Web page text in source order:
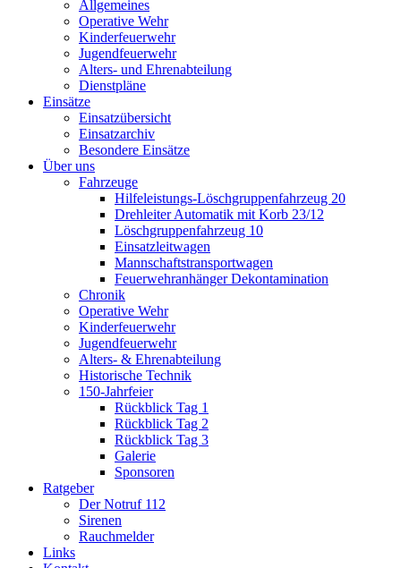
Allgemeines
Operative Wehr
Kinderfeuerwehr
Jugendfeuerwehr
Alters- und Ehrenabteilung
Dienstpläne
Einsätze
Einsatzübersicht
Einsatzarchiv
Besondere Einsätze
Über uns
Fahrzeuge
Hilfeleistungs-Löschgruppenfahrzeug 20
Drehleiter Automatik mit Korb 23/12
Löschgruppenfahrzeug 10
Einsatzleitwagen
Mannschaftstransportwagen
Feuerwehranhänger Dekontamination
Chronik
Operative Wehr
Kinderfeuerwehr
Jugendfeuerwehr
Alters- & Ehrenabteilung
Historische Technik
150-Jahrfeier
Rückblick Tag 1
Rückblick Tag 2
Rückblick Tag 3
Galerie
Sponsoren
Ratgeber
Der Notruf 112
Sirenen
Rauchmelder
Links